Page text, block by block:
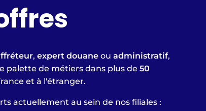
, expert douane ou administratif,
palette de métiers dans plus de 50
et à l'étranger.
actuellement au sein de nos filiales :